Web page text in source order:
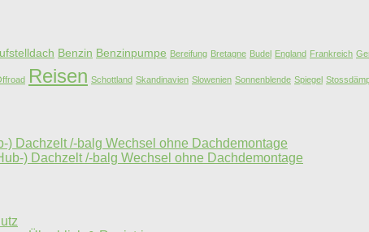
Benzin Benzinpumpe Bereifung Bretagne Budel England Frankreich
Reisen Schottland Skandinavien Slowenien Sonnenblende Spiegel
) Dachzelt /-balg Wechsel ohne Dachdemontage
) Dachzelt /-balg Wechsel ohne Dachdemontage